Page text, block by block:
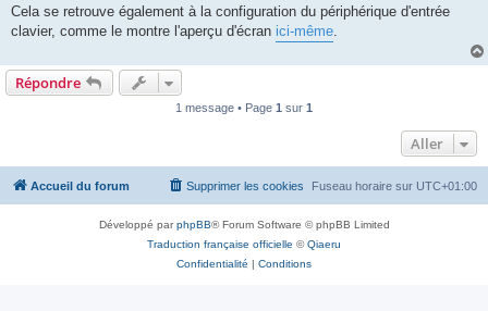
g
Cela se retrouve également à la configuration du périphérique d'entrée
clavier, comme le montre l'aperçu d'écran ici-même.
Répondre
1 message • Page 1 sur 1
Aller
Accueil du forum Fuseau horaire sur UTC+01:00
Supprimer les cookies
Développé parphpBB® Forum Software © phpBB Limited
Traduction française officielle ©Qiaeru
Confidentialité | Conditions